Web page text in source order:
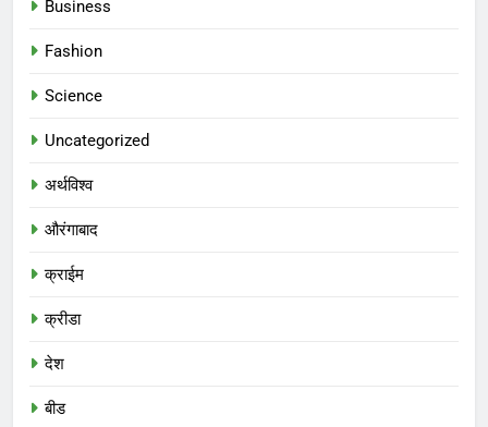
Business
Fashion
Science
Uncategorized
अर्थविश्व
औरंगाबाद
क्राईम
क्रीडा
देश
बीड